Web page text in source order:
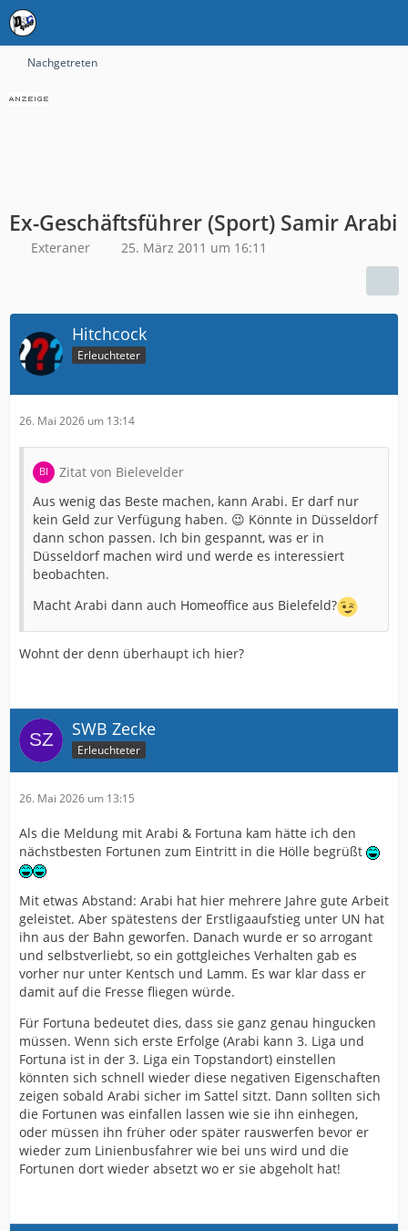
Nachgetreten
Ex-Geschäftsführer (Sport) Samir Arabi
Exteraner 25. März 2011 um 16:11
Hitchcock
Erleuchteter
26. Mai 2026 um 13:14
Zitat von Bielevelder
Aus wenig das Beste machen, kann Arabi. Er darf nur
kein Geld zur Verfügung haben. 😉 Könnte in Düsseldorf
dann schon passen. Ich bin gespannt, was er in
Düsseldorf machen wird und werde es interessiert
beobachten.
Macht Arabi dann auch Homeoffice aus Bielefeld?
Wohnt der denn überhaupt ich hier?
SWB Zecke
Erleuchteter
26. Mai 2026 um 13:15
Als die Meldung mit Arabi & Fortuna kam hätte ich den
nächstbesten Fortunen zum Eintritt in die Hölle begrüßt
Mit etwas Abstand: Arabi hat hier mehrere Jahre gute Arbeit
geleistet. Aber spätestens der Erstligaaufstieg unter UN hat
ihn aus der Bahn geworfen. Danach wurde er so arrogant
und selbstverliebt, so ein gottgleiches Verhalten gab es
vorher nur unter Kentsch und Lamm. Es war klar dass er
damit auf die Fresse fliegen würde.
Für Fortuna bedeutet dies, dass sie ganz genau hingucken
müssen. Wenn sich erste Erfolge (Arabi kann 3. Liga und
Fortuna ist in der 3. Liga ein Topstandort) einstellen
könnten sich schnell wieder diese negativen Eigenschaften
zeigen sobald Arabi sicher im Sattel sitzt. Dann sollten sich
die Fortunen was einfallen lassen wie sie ihn einhegen,
oder müssen ihn früher oder später rauswerfen bevor er
wieder zum Linienbusfahrer wie bei uns wird und die
Fortunen dort wieder absetzt wo er sie abgeholt hat!